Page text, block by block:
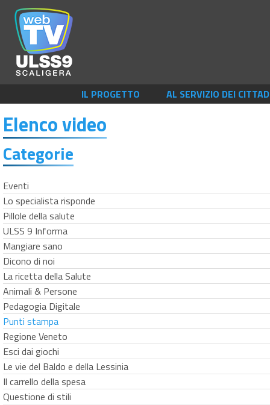
IL PROGETTO AL SERVIZIO DEI
Elenco video
Categorie
Eventi
Lo specialista risponde
Pillole della salute
ULSS 9 Informa
Mangiare sano
Dicono di noi
La ricetta della Salute
Animali & Persone
Pedagogia Digitale
Punti stampa
Regione Veneto
Esci dai giochi
Le vie del Baldo e della Lessinia
Il carrello della spesa
Questione di stili